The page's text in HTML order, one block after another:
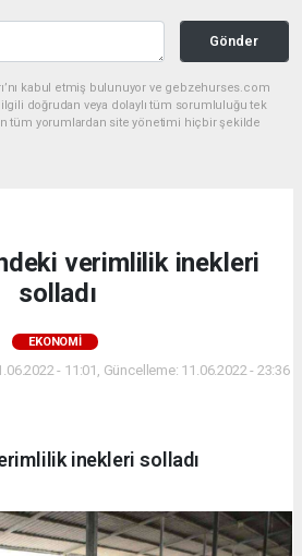
Gönder
kabul etmiş bulunuyor ve gebzehurses.com
ilgili doğrudan veya dolaylı tüm sorumluluğu tek
tüm yorumlardan site yönetimi hiçbir şekilde
verimlilik inekleri
solladı
EKONOMİ
- 11:01, Güncelleme: 11.06.2022 - 23:36
inekleri solladı